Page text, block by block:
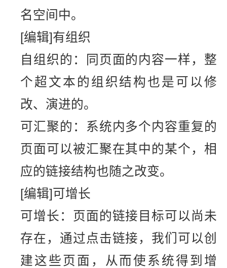
名空间中。
[编辑]有组织
自组织的：同页面的内容一样，整
个超文本的组织结构也是可以修
改、演进的。
可汇聚的：系统内多个内容重复的
页面可以被汇聚在其中的某个，相
应的链接结构也随之改变。
[编辑]可增长
可增长：页面的链接目标可以尚未
存在，通过点击链接，我们可以创
建这些页面，从而使系统得到增